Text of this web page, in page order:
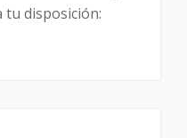
tu disposición: